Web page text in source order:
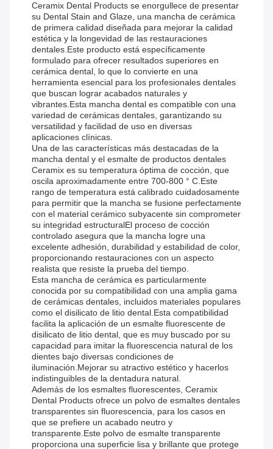
Ceramix Dental Products se enorgullece de presentar
su Dental Stain and Glaze, una mancha de cerámica
de primera calidad diseñada para mejorar la calidad
estética y la longevidad de las restauraciones
dentales.Este producto está específicamente
formulado para ofrecer resultados superiores en
cerámica dental, lo que lo convierte en una
herramienta esencial para los profesionales dentales
que buscan lograr acabados naturales y
vibrantes.Esta mancha dental es compatible con una
variedad de cerámicas dentales, garantizando su
versatilidad y facilidad de uso en diversas
aplicaciones clínicas.
Una de las características más destacadas de la
mancha dental y el esmalte de productos dentales
Ceramix es su temperatura óptima de cocción, que
oscila aproximadamente entre 700-800 ° C.Este
rango de temperatura está calibrado cuidadosamente
para permitir que la mancha se fusione perfectamente
con el material cerámico subyacente sin comprometer
su integridad estructuralEl proceso de cocción
controlado asegura que la mancha logre una
excelente adhesión, durabilidad y estabilidad de color,
proporcionando restauraciones con un aspecto
realista que resiste la prueba del tiempo.
Esta mancha de cerámica es particularmente
conocida por su compatibilidad con una amplia gama
de cerámicas dentales, incluidos materiales populares
como el disilicato de litio dental.Esta compatibilidad
facilita la aplicación de un esmalte fluorescente de
disilicato de litio dental, que es muy buscado por su
capacidad para imitar la fluorescencia natural de los
dientes bajo diversas condiciones de
iluminación.Mejorar su atractivo estético y hacerlos
indistinguibles de la dentadura natural.
Además de los esmaltes fluorescentes, Ceramix
Dental Products ofrece un polvo de esmaltes dentales
transparentes sin fluorescencia, para los casos en
que se prefiere un acabado neutro y
transparente.Este polvo de esmalte transparente
proporciona una superficie lisa y brillante que protege